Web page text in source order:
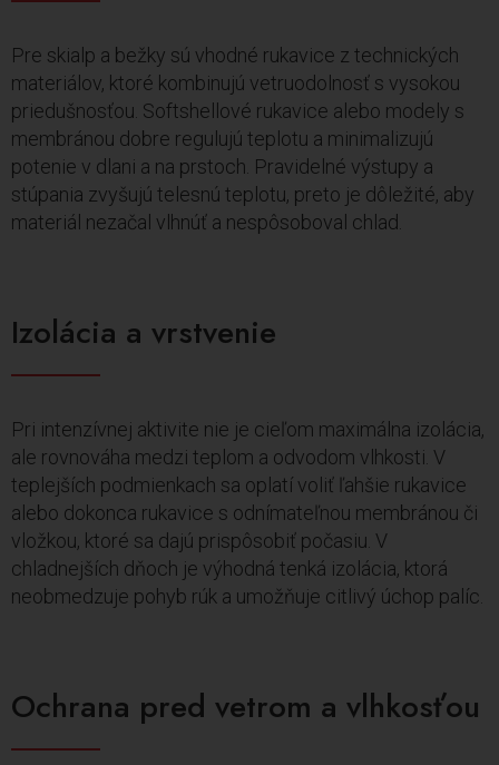
Pre skialp a bežky sú vhodné rukavice z technických
materiálov, ktoré kombinujú vetruodolnosť s vysokou
priedušnosťou. Softshellové rukavice alebo modely s
membránou dobre regulujú teplotu a minimalizujú
potenie v dlani a na prstoch. Pravidelné výstupy a
stúpania zvyšujú telesnú teplotu, preto je dôležité, aby
materiál nezačal vlhnúť a nespôsoboval chlad.
Izolácia a vrstvenie
Pri intenzívnej aktivite nie je cieľom maximálna izolácia,
ale rovnováha medzi teplom a odvodom vlhkosti. V
teplejších podmienkach sa oplatí voliť ľahšie rukavice
alebo dokonca rukavice s odnímateľnou membránou či
vložkou, ktoré sa dajú prispôsobiť počasiu. V
chladnejších dňoch je výhodná tenká izolácia, ktorá
neobmedzuje pohyb rúk a umožňuje citlivý úchop palíc.
Ochrana pred vetrom a vlhkosťou